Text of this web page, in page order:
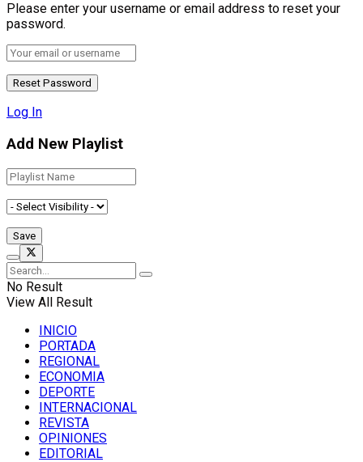
Please enter your username or email address to reset your
password.
Log In
Add New Playlist
No Result
View All Result
INICIO
PORTADA
REGIONAL
ECONOMIA
DEPORTE
INTERNACIONAL
REVISTA
OPINIONES
EDITORIAL